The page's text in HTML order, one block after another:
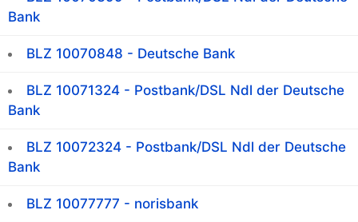
Bank
BLZ 10070848 - Deutsche Bank
BLZ 10071324 - Postbank/DSL Ndl der Deutsche
Bank
BLZ 10072324 - Postbank/DSL Ndl der Deutsche
Bank
BLZ 10077777 - norisbank